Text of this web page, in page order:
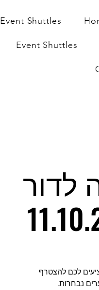
Event Shuttles
Event Shuttles
לדור
וגם בחול המועד סוכות 2025 אנו מציעים לכם להצטרף